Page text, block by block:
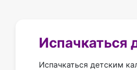
Испачкаться
Испачкаться детским